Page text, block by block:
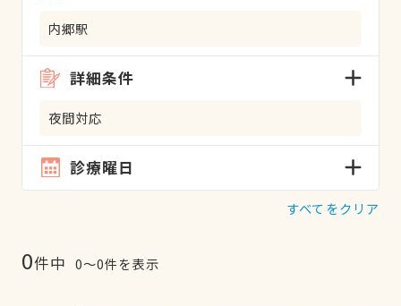
内郷駅
詳細条件
夜間対応
診療曜日
すべてをクリア
0件中 0〜0件を表示